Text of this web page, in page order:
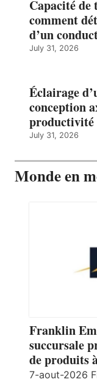
Capacité
comment
d’un
July 31, 2026
Éclairage
conception
productivité
July 31, 2026
Monde en
Franklin
succursale
de produits
7-aout-2026